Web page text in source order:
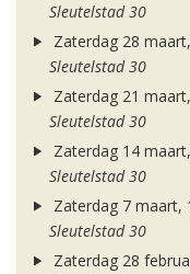
Sleutelstad 30
Zaterdag 28
Sleutelstad 30
Zaterdag 21
Sleutelstad 30
Zaterdag 14
Sleutelstad 30
Zaterdag 7 maart,
Sleutelstad 30
Zaterdag 28